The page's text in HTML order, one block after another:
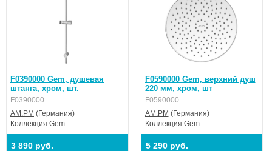
F0390000 Gem, душевая
штанга, хром, шт.
F0390000
AM.PM (Германия)
Коллекция Gem
3 890 руб.
F0590000 Gem, верхний душ
220 мм, хром, шт
F0590000
AM.PM (Германия)
Коллекция Gem
5 290 руб.